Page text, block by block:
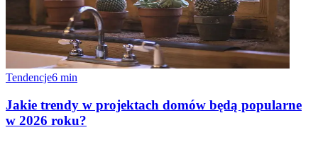
Tendencje6 min
Jakie trendy w projektach domów będą popularne
w 2026 roku?